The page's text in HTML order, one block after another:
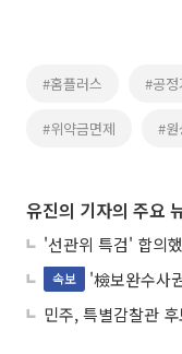
#홈플러스 #공정
#위약금면제 #원
유진의 기자의 주요
속보
'檢보완수사권 완